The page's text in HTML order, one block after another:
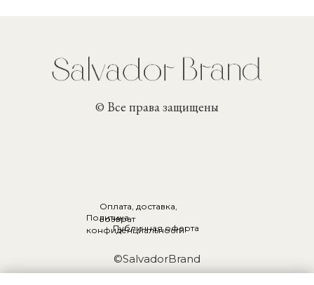
© Все права защищены
Политика
конфиденциальности
Оплата, доставка,
возврат
Публичная оферта
©SalvadorBrand